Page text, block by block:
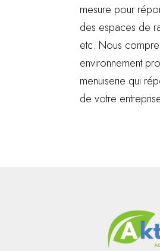
mesure pour
des espaces de
etc. Nous
environnement
menuiserie qui
de votre